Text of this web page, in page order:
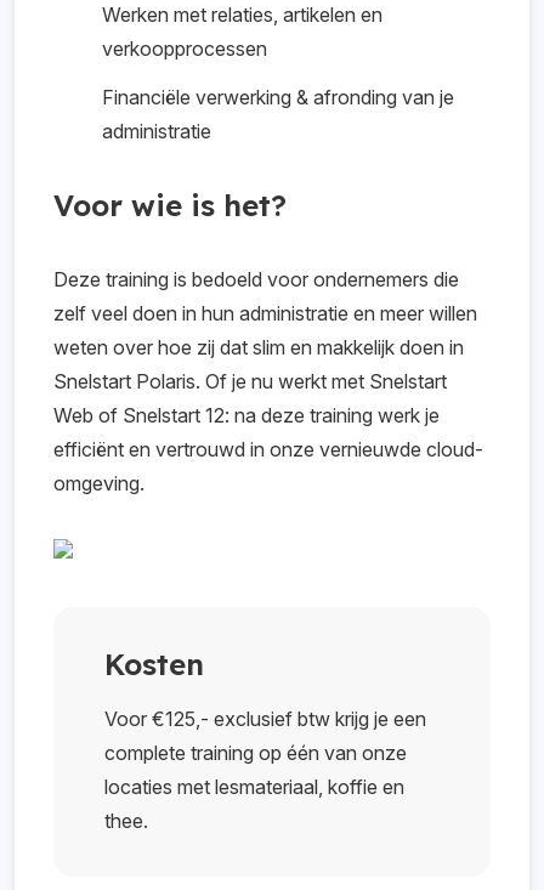
Werken met relaties, artikelen en
verkoopprocessen
Financiële verwerking & afronding van je
administratie
Voor wie is het?
Deze training is bedoeld voor ondernemers die
zelf veel doen in hun administratie en meer willen
weten over hoe zij dat slim en makkelijk doen in
Snelstart Polaris. Of je nu werkt met Snelstart
Web of Snelstart 12: na deze training werk je
efficiënt en vertrouwd in onze vernieuwde cloud-
omgeving.
Kosten
Voor €125,- exclusief btw krijg je een
complete training op één van onze
locaties met lesmateriaal, koffie en
thee.